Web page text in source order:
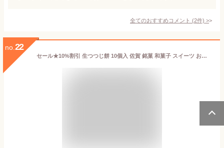
全てのおすすめコメント (2件) >
no. 22
セール★10%割引 生つつじ餅 10個入 佐賀 銘菓 和菓子 スイーツ お菓子 餡入り 饅頭 まんじゅう 餅菓子 あびによん